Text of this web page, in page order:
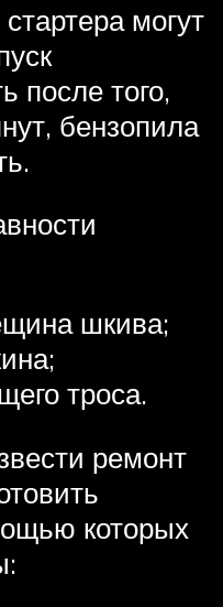
могут
после того,
бензопила
шкива;
троса.
ремонт
которых